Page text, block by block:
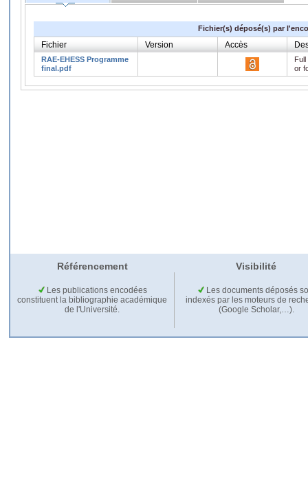
Fichier(s) déposé(s) par
Fichier Version Accès
RAE-EHESS Programme
final.pdf
or
Référencement Visibilité
Les publications encodées
constituent la bibliographie académique
de l'Université.
Les documents déposés
indexés par les moteurs de
(Google Scholar,…).